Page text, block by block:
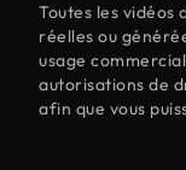
Toutes les vidéos
réelles ou
usage
autorisations de
afin que vous